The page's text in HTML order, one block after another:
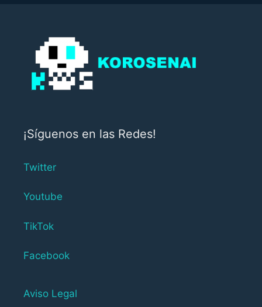
¡Síguenos en las Redes!
Twitter
Youtube
TikTok
Facebook
Aviso Legal